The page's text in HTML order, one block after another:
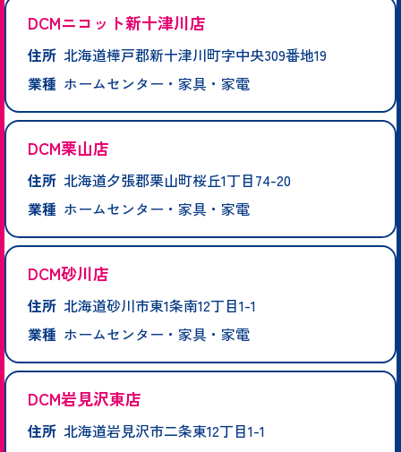
DCMニコット新十津川店
住所 北海道樺戸郡新十津川町字中央309番地19
業種 ホームセンター・家具・家電
DCM栗山店
住所 北海道夕張郡栗山町桜丘1丁目74-20
業種 ホームセンター・家具・家電
DCM砂川店
住所 北海道砂川市東1条南12丁目1-1
業種 ホームセンター・家具・家電
DCM岩見沢東店
住所 北海道岩見沢市二条東12丁目1-1